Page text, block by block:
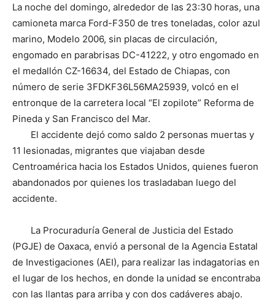
La noche del domingo, alrededor de las 23:30 horas, una
camioneta marca Ford-F350 de tres toneladas, color azul
marino, Modelo 2006, sin placas de circulación,
engomado en parabrisas DC-41222, y otro engomado en
el medallón CZ-16634, del Estado de Chiapas, con
número de serie 3FDKF36L56MA25939, volcó en el
entronque de la carretera local “El zopilote” Reforma de
Pineda y San Francisco del Mar.
El accidente dejó como saldo 2 personas muertas y
11 lesionadas, migrantes que viajaban desde
Centroamérica hacia los Estados Unidos, quienes fueron
abandonados por quienes los trasladaban luego del
accidente.
La Procuraduría General de Justicia del Estado
(PGJE) de Oaxaca, envió a personal de la Agencia Estatal
de Investigaciones (AEI), para realizar las indagatorias en
el lugar de los hechos, en donde la unidad se encontraba
con las llantas para arriba y con dos cadáveres abajo.